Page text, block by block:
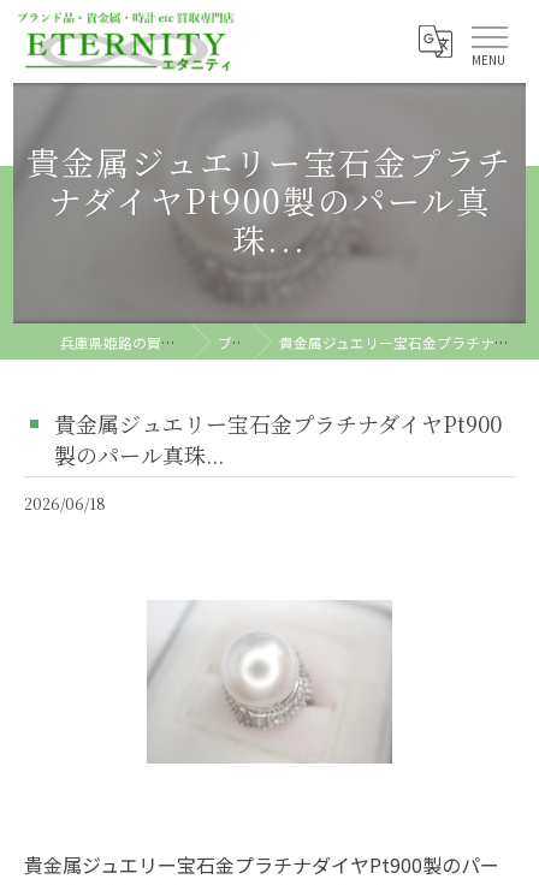
貴金属ジュエリー宝石金プラチ
ナダイヤPt900製のパール真
珠...
兵庫県姫路の買取ならETERNITY ブログ 貴金属ジュエリー宝石金プラチナダイヤPt900製のパール真珠...
貴金属ジュエリー宝石金プラチナダイヤPt900
製のパール真珠...
2026/06/18
貴金属ジュエリー宝石金プラチナダイヤPt900製のパー